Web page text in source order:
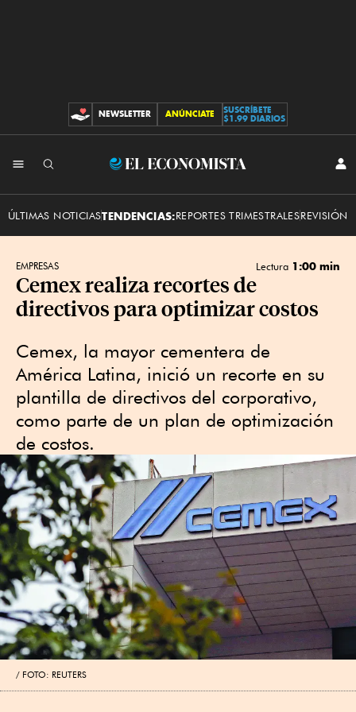
CONTRIBUCIONES
NEWSLETTER ANÚNCIATE
SUSCRÍBETE
$1.99 DIARIOS
El
ÚLTIMAS NOTICIASTENDENCIAS:REPORTES TRIMESTRALESREVISIÓN
EMPRESAS Lectura 1:00 min
Cemex realiza recortes de
directivos para optimizar costos
Cemex, la mayor cementera de
América Latina, inició un recorte en su
plantilla de directivos del corporativo,
como parte de un plan de optimización
de costos.
FOTO: REUTERS